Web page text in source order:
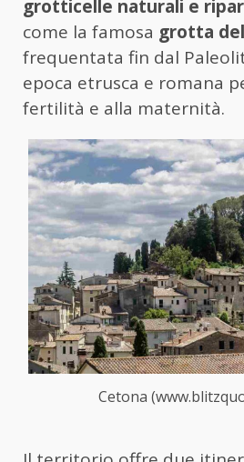
grotticelle naturali e
come la famosa grotta
frequentata fin dal
epoca etrusca e romana
fertilità e alla maternità.
Cetona